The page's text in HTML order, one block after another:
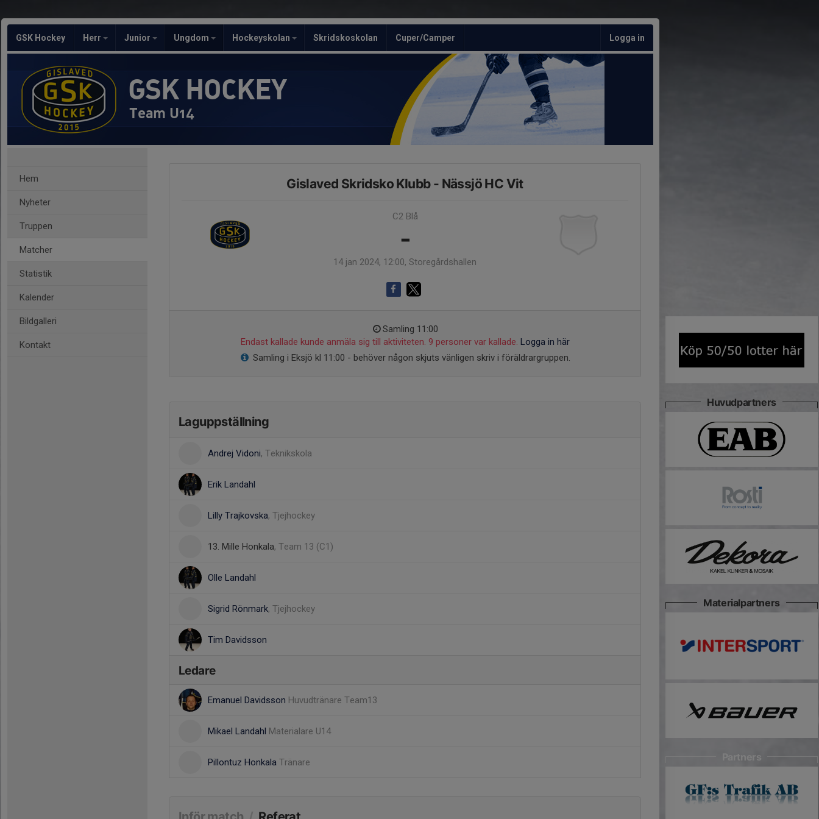
GSK Hockey Herr Junior Ungdom Hockeyskolan Skridskoskolan Cuper/Camper Logga in
GSK HOCKEY
Team U14
Hem
Nyheter
Truppen
Matcher
Statistik
Kalender
Bildgalleri
Kontakt
Gislaved Skridsko Klubb - Nässjö HC Vit
C2 Blå
-
14 jan 2024, 12:00, Storegårdshallen
Samling 11:00
Endast kallade kunde anmäla sig till aktiviteten. 9 personer var kallade. Logga in här
Samling i Eksjö kl 11:00 - behöver någon skjuts vänligen skriv i föräldrargruppen.
Laguppställning
Andrej Vidoni, Teknikskola
Erik Landahl
Lilly Trajkovska, Tjejhockey
13. Mille Honkala, Team 13 (C1)
Olle Landahl
Sigrid Rönmark, Tjejhockey
Tim Davidsson
Ledare
Emanuel Davidsson Huvudtränare Team13
Mikael Landahl Materialare U14
Pillontuz Honkala Tränare
Huvudpartners
Materialpartners
Partners